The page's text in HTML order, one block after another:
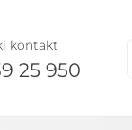
kontakt
25 950